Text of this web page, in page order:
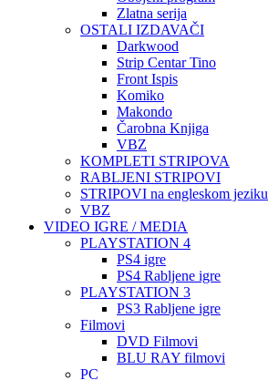
Zlatna serija
OSTALI IZDAVAČI
Darkwood
Strip Centar Tino
Front Ispis
Komiko
Makondo
Čarobna Knjiga
VBZ
KOMPLETI STRIPOVA
RABLJENI STRIPOVI
STRIPOVI na engleskom jeziku
VBZ
VIDEO IGRE / MEDIA
PLAYSTATION 4
PS4 igre
PS4 Rabljene igre
PLAYSTATION 3
PS3 Rabljene igre
Filmovi
DVD Filmovi
BLU RAY filmovi
PC